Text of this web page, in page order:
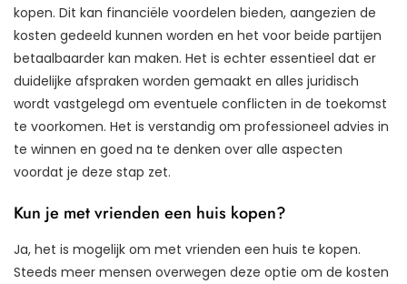
kopen. Dit kan financiële voordelen bieden, aangezien de
kosten gedeeld kunnen worden en het voor beide partijen
betaalbaarder kan maken. Het is echter essentieel dat er
duidelijke afspraken worden gemaakt en alles juridisch
wordt vastgelegd om eventuele conflicten in de toekomst
te voorkomen. Het is verstandig om professioneel advies in
te winnen en goed na te denken over alle aspecten
voordat je deze stap zet.
Kun je met vrienden een huis kopen?
Ja, het is mogelijk om met vrienden een huis te kopen.
Steeds meer mensen overwegen deze optie om de kosten